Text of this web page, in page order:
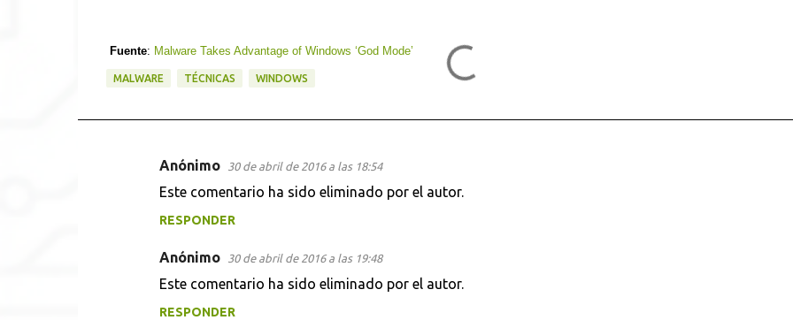
Fuente: Malware Takes Advantage of Windows ‘God Mode’
MALWARE TÉCNICAS WINDOWS
Anónimo 30 de abril de 2016 a las 18:54
Este comentario ha sido eliminado por el autor.
RESPONDER
Anónimo 30 de abril de 2016 a las 19:48
Este comentario ha sido eliminado por el autor.
RESPONDER